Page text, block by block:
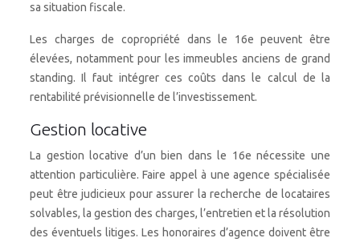
sa situation fiscale.
Les charges de copropriété dans le 16e peuvent être
élevées, notamment pour les immeubles anciens de grand
standing. Il faut intégrer ces coûts dans le calcul de la
rentabilité prévisionnelle de l’investissement.
Gestion locative
La gestion locative d’un bien dans le 16e nécessite une
attention particulière. Faire appel à une agence spécialisée
peut être judicieux pour assurer la recherche de locataires
solvables, la gestion des charges, l’entretien et la résolution
des éventuels litiges. Les honoraires d’agence doivent être